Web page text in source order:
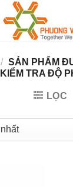
/ SẢN PHẨM
KIỂM TRA ĐỘ
LỌC